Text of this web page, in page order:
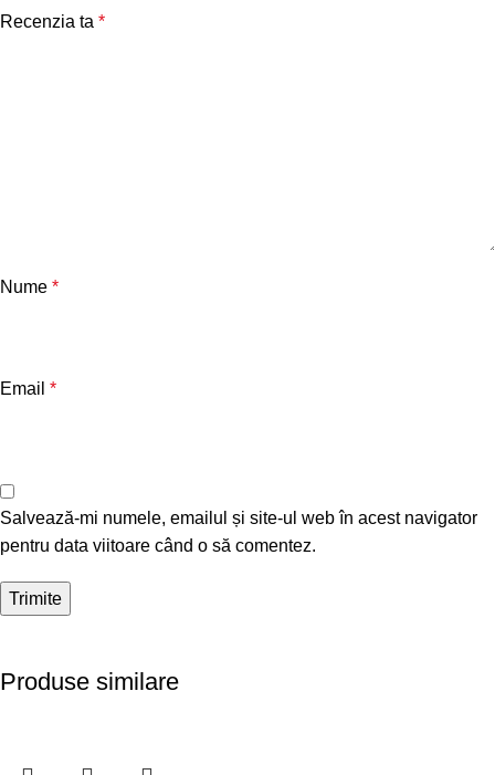
Recenzia ta *
Nume *
Email *
Salvează-mi numele, emailul și site-ul web în acest navigator
pentru data viitoare când o să comentez.
Produse similare